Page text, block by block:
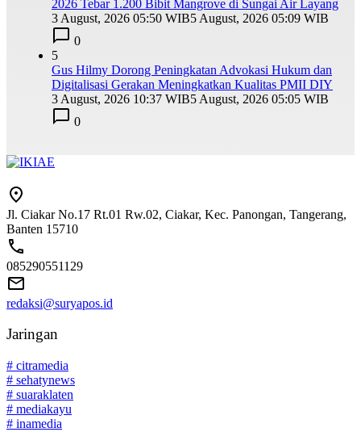
2026 Tebar 1.200 Bibit Mangrove di Sungai Air Layang
3 August, 2026 05:50 WIB5 August, 2026 05:09 WIB
0
5
Gus Hilmy Dorong Peningkatan Advokasi Hukum dan
Digitalisasi Gerakan Meningkatkan Kualitas PMII DIY
3 August, 2026 10:37 WIB5 August, 2026 05:05 WIB
0
Jl. Ciakar No.17 Rt.01 Rw.02, Ciakar, Kec. Panongan, Tangerang,
Banten 15710
085290551129
redaksi@suryapos.id
Jaringan
# citramedia
# sehatynews
# suaraklaten
# mediakayu
# inamedia